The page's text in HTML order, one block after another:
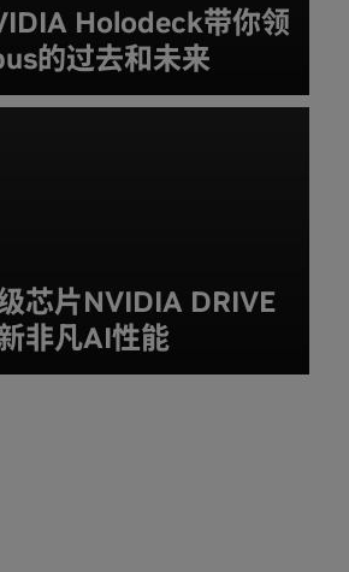
Holodeck带你领
的过去和未来
芯片NVIDIA DRIVE
非凡AI性能